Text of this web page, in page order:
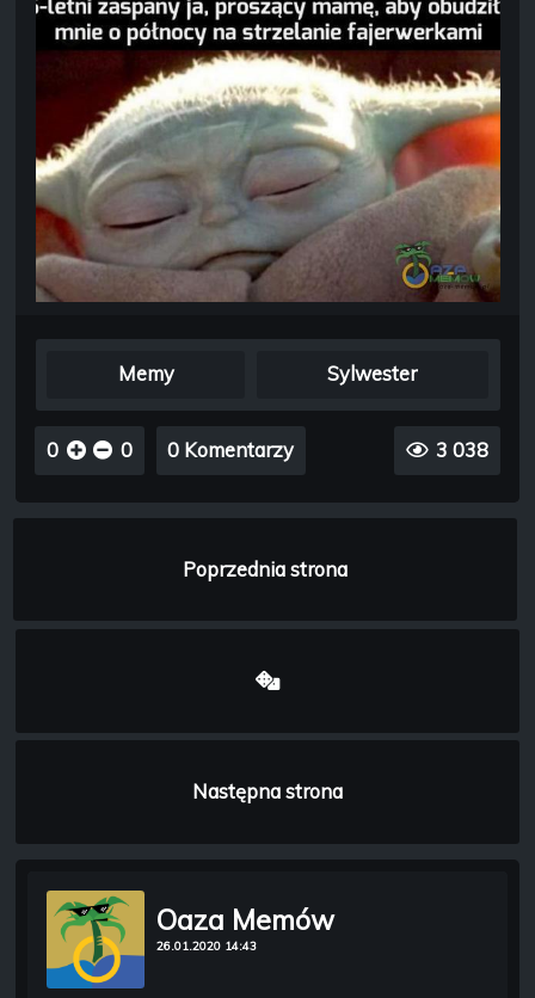
Memy Sylwester
0 0 0 Komentarzy 3 038
Poprzednia strona
Następna strona
Oaza Memów
26.01.2020 14:43